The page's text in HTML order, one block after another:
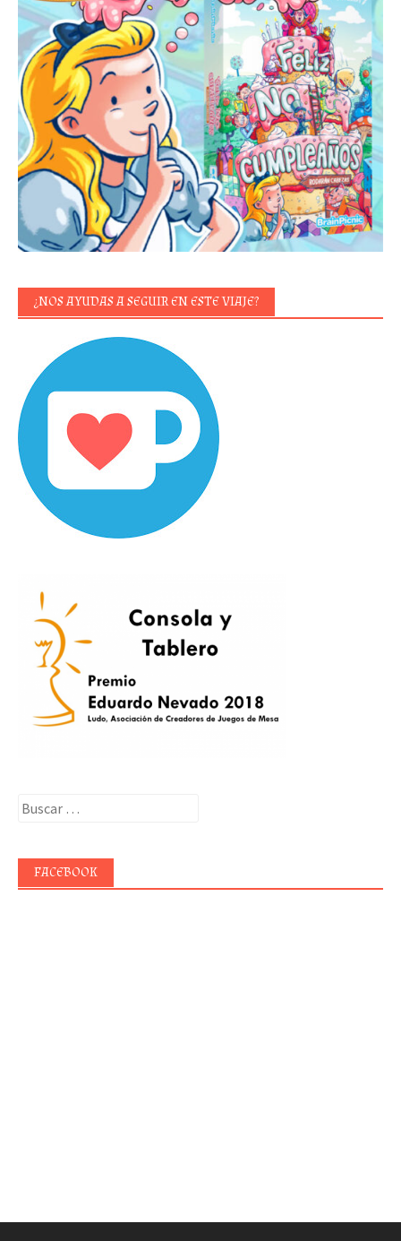
¿NOS AYUDAS A SEGUIR EN ESTE VIAJE?
Buscar:
FACEBOOK